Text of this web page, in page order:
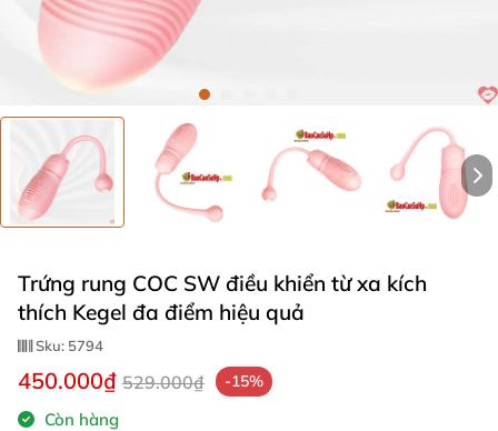
Trứng rung COC SW điều khiển từ xa kích
thích Kegel đa điểm hiệu quả
Sku: 5794
450.000₫ 529.000₫ -15%
Còn hàng